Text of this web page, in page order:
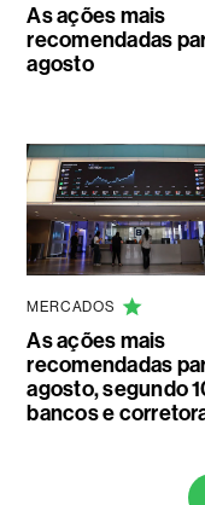
As ações mais
recomendadas
agosto
MERCADOS
As ações mais
recomendadas
agosto, segundo
bancos e